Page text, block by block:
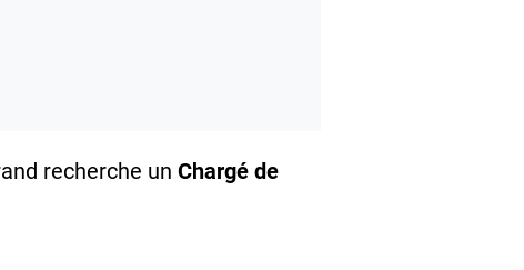
recherche un Chargé de